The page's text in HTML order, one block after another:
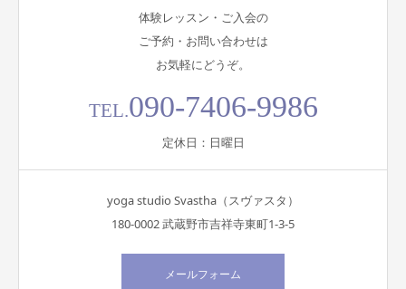
体験レッスン・ご入会の
ご予約・お問い合わせは
お気軽にどうぞ。
TEL.090-7406-9986
定休日：日曜日
yoga studio Svastha（スヴァスタ）
180-0002 武蔵野市吉祥寺東町1-3-5
メールフォーム